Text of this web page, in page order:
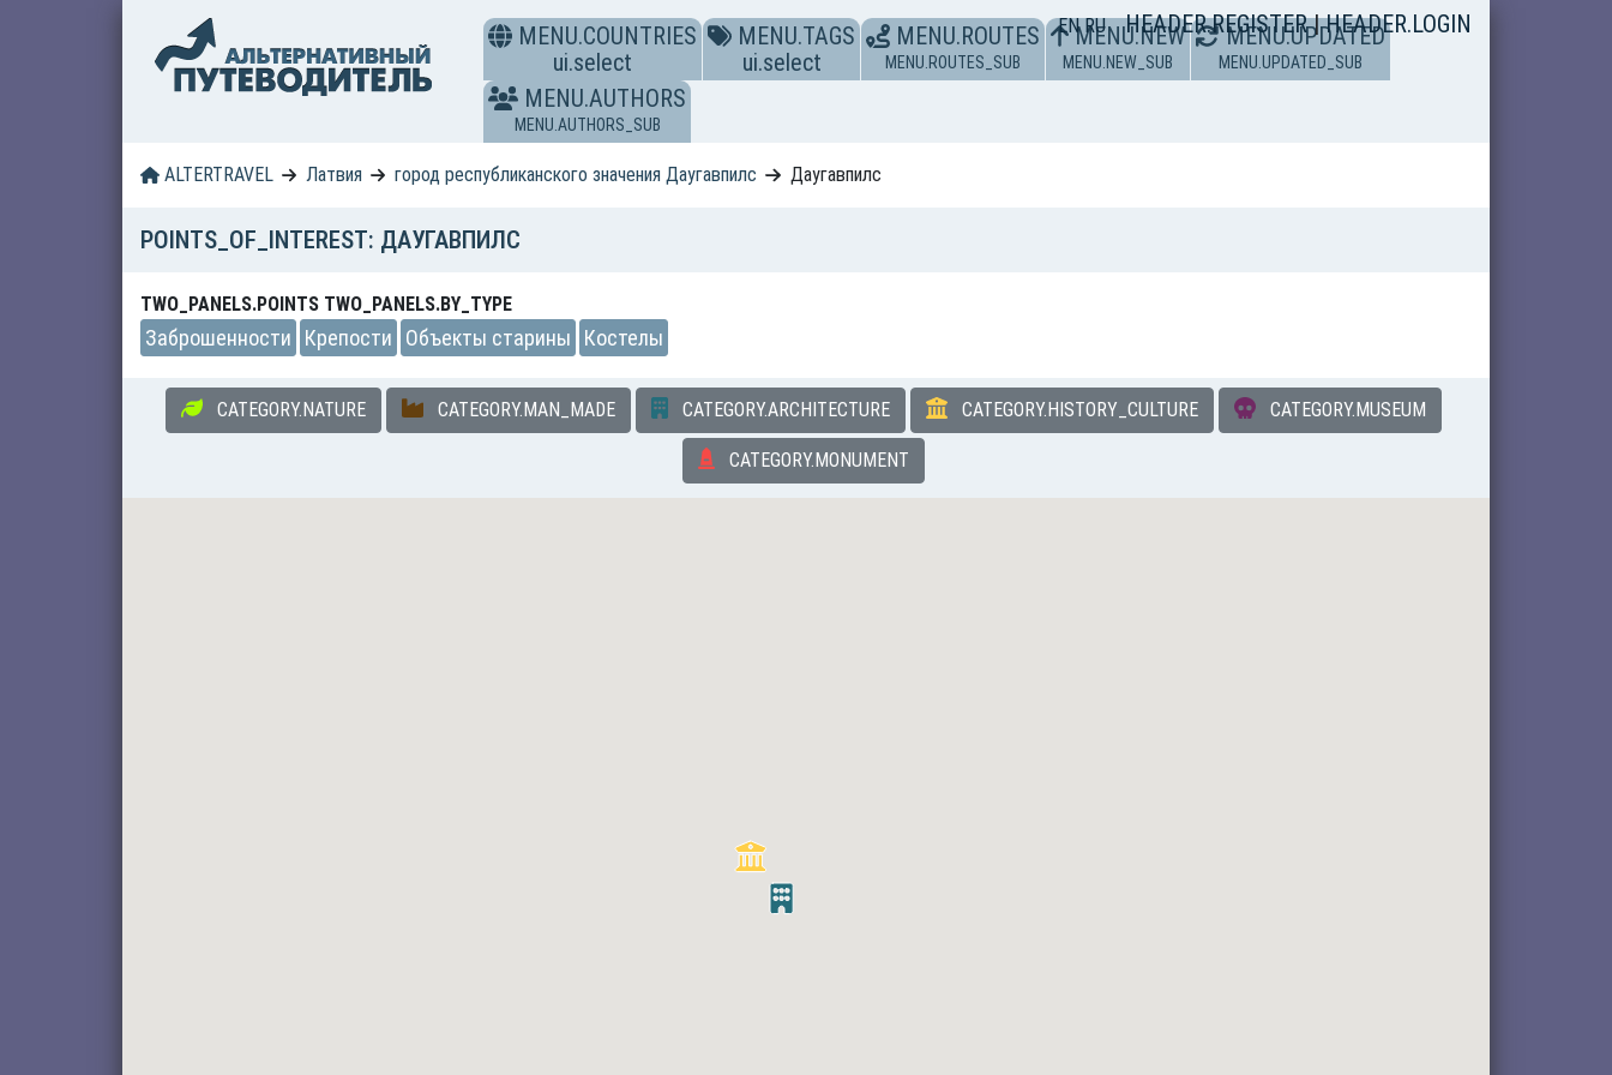
ENRU HEADER.REGISTER|HEADER.LOGIN
MENU.COUNTRIES
ui.select
MENU.TAGS
ui.select
MENU.ROUTES
MENU.ROUTES_SUB
MENU.NEW
MENU.NEW_SUB
MENU.UPDATED
MENU.UPDATED_SUB
MENU.AUTHORS
MENU.AUTHORS_SUB
ALTERTRAVEL Латвия город республиканского значения Даугавпилс Даугавпилс
POINTS_OF_INTEREST: ДАУГАВПИЛС
TWO_PANELS.POINTS TWO_PANELS.BY_TYPE
Заброшенности Крепости Объекты старины Костелы
CATEGORY.NATURE CATEGORY.MAN_MADE CATEGORY.ARCHITECTURE CATEGORY.HISTORY_CULTURE CATEGORY.MUSEUM
CATEGORY.MONUMENT